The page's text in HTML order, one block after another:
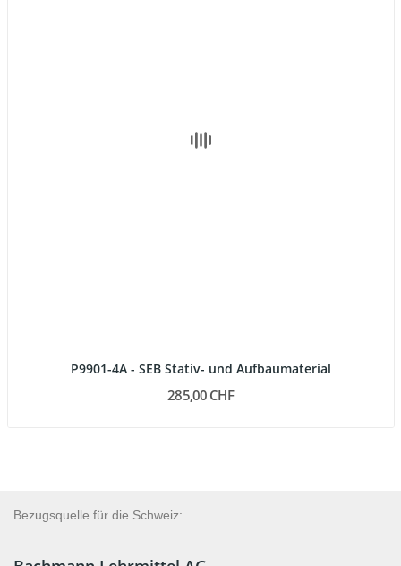
P9901-4A - SEB Stativ- und Aufbaumaterial
285,00 CHF
Bezugsquelle für die Schweiz: